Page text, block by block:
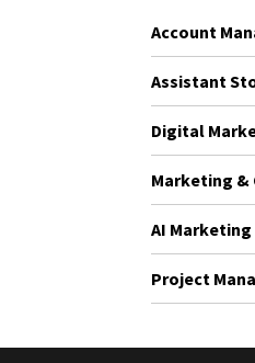
Account
Assistant
Digital
Marketing
AI
Project